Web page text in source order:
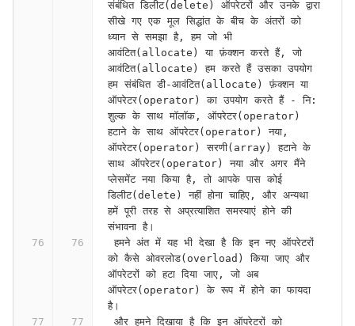
संबंधित डिलीट(delete) ऑपरेटरों और उनके द्वारा
सीखे गए एक मूल सिद्धांत के बीच के अंतरों को
ध्यान से समझा है, हम जो भी
आवंटित(allocate) या फ़ंक्शन करते हैं, जो
आवंटित(allocate) हम करते हैं उसका उपयोग
हम संबंधित डी-आवंटित(allocate) फ़ंक्शन या
ऑपरेटर(operator) का उपयोग करते हैं - नि:
शुल्क के साथ मॉलॉक, ऑपरेटर(operator)
हटाने के साथ ऑपरेटर(operator) नया,
ऑपरेटर(operator) सरणी(array) हटाने के
साथ ऑपरेटर(operator) नया और अगर मैंने
प्लेसमेंट नया किया है, तो आपके पास कोई
डिलीट(delete) नहीं होना चाहिए, और अन्यथा
हमें पूरी तरह से अप्रत्याशित समस्याएं होने की
संभावना है।
हमने अंत में यह भी देखा है कि इन नए ऑपरेटरों
को कैसे ओवरलोड(overload) किया जाए और
ऑपरेटरों को हटा दिया जाए, जो अब
ऑपरेटर(operator) के रूप में होने का फायदा
है।